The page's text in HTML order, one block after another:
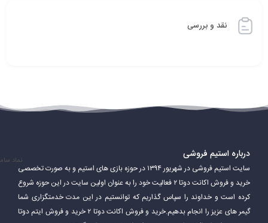
نقد و بررسی
درباره استیم فروشی
سایت استیم فروشی در شهریور ۱۳۹۴ در حوزه بازی های استیم و به صورت تخصصی
خرید و فروش اکانت دوتا ۲ فعالیت خود را به عنوان اولین سایت در این حوزه شروع
کرده است و خداوند را سپاس گذاریم که توانستیم در این مدت خدمتگزاری شما
گیمر های عزیز را انجام بدهیم.خرید و فروش اکانت دوتا ۲ خرید و فروش ایتم دوتا
نماد